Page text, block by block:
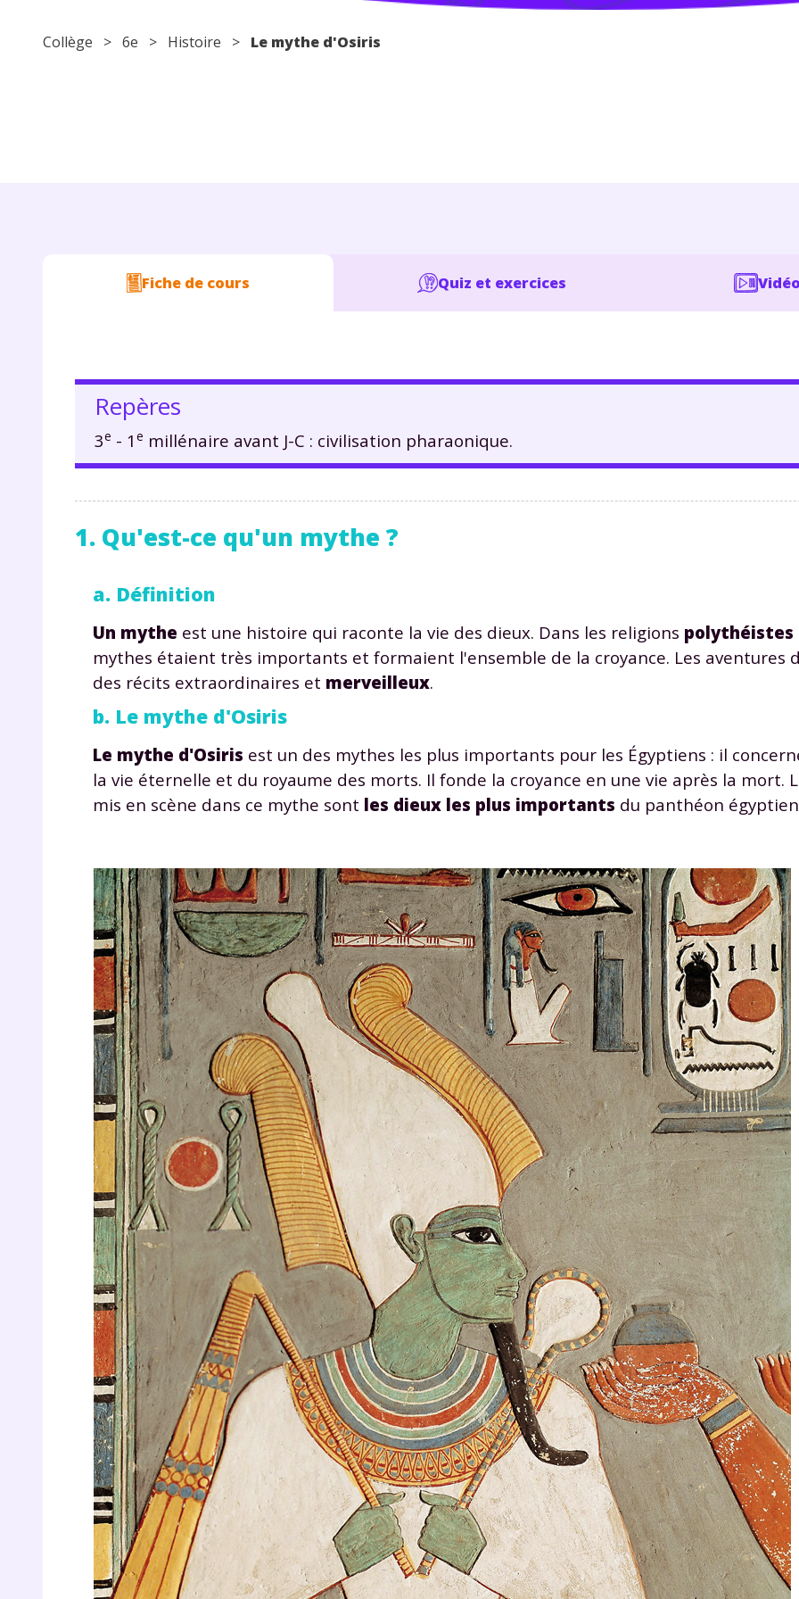
Collège > 6e > Histoire > Le mythe d'Osiris
Fiche de cours Quiz et exercices
Repères
3e - 1 e millénaire avant J-C : civilisation pharaonique.
1. Qu'est-ce qu'un mythe ?
a. Définition
Un mythe est une histoire qui raconte la vie des dieux. Dans les religions polythéistes
mythes étaient très importants et formaient l'ensemble de la croyance. Les aventures
des récits extraordinaires et merveilleux.
b. Le mythe d'Osiris
Le mythe d'Osiris est un des mythes les plus importants pour les Égyptiens : il
la vie éternelle et du royaume des morts. Il fonde la croyance en une vie après la mort.
mis en scène dans ce mythe sont les dieux les plus importants du panthéon
Envie de progresser et de
réussir votre année scolaire
Testez gratuitement pendant 24h
notre plateforme de soutien
Fiches de cours et vidéos ,
exercices corrigés,
Tout le programme
du CP à la Terminale